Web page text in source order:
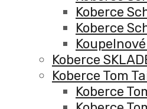
Koberce
Koberce
Koberce
Koberce Tom
Koberce